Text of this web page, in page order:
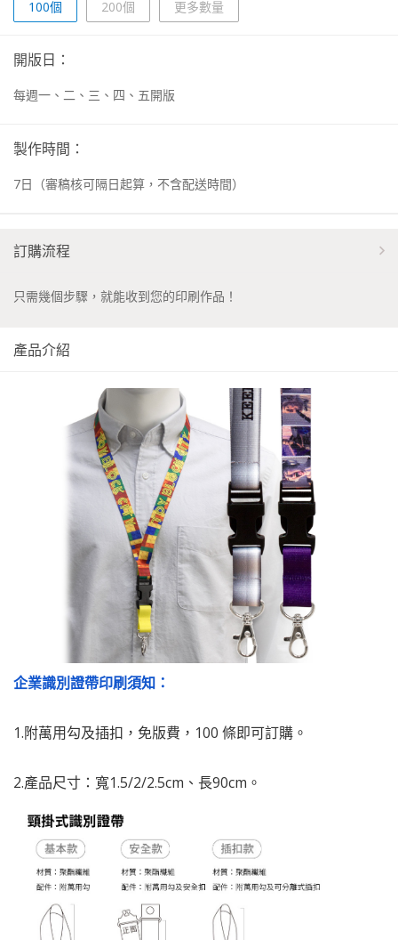
100個 200個 更多數量
開版日：
每週一、二、三、四、五開版
製作時間：
7日 （審稿核可隔日起算，不含配送時間）
訂購流程
只需幾個步驟，就能收到您的印刷作品！
產品介紹
企業識別證帶印刷須知：
1.附萬用勾及插扣，免版費，100 條即可訂購。
2.產品尺寸：寬1.5/2/2.5cm、長90cm。